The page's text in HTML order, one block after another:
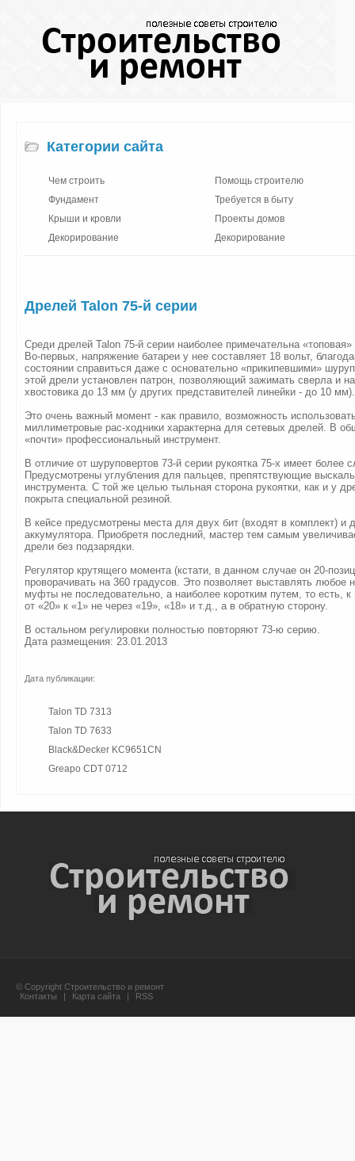
Категории сайта
Чем строить
Фундамент
Крыши и кровли
Декорирование
Помощь строителю
Требуется в быту
Проекты домов
Декорирование
Дрелей Talon 75-й серии
Среди дрелей Talon 75-й серии наиболее примечательна
Во-первых, напряжение батареи у нее составляет 18 вольт,
состоянии справиться даже с основательно «прикипевшими»
этой дрели установлен патрон, позволяющий зажимать сверла и
хвостовика до 13 мм (у других представителей линейки - до 10 мм).
Это очень важный момент - как правило, возможность
миллиметровые рас-ходники характерна для сетевых дрелей. В
«почти» профессиональный инструмент.
В отличие от шуруповертов 73-й серии рукоятка 75-х имеет более
Предусмотрены углубления для пальцев, препятствующие
инструмента. С той же целью тыльная сторона рукоятки, как и у
покрыта специальной резиной.
В кейсе предусмотрены места для двух бит (входят в комплект) и
аккумулятора. Приобретя последний, мастер тем самым
дрели без подзарядки.
Регулятор крутящего момента (кстати, в данном случае он 20-
проворачивать на 360 градусов. Это позволяет выставлять любое
муфты не последовательно, а наиболее коротким путем, то есть, к
от «20» к «1» не через «19», «18» и т.д., а в обратную сторону.
В остальном регулировки полностью повторяют 73-ю серию.
Дата размещения: 23.01.2013
Дата публикации:
Talon TD 7313
Talon TD 7633
Black&Decker KC9651CN
Greapo CDT 0712
© Copyright Строительство и ремонт
Контакты
| Карта сайта | RSS